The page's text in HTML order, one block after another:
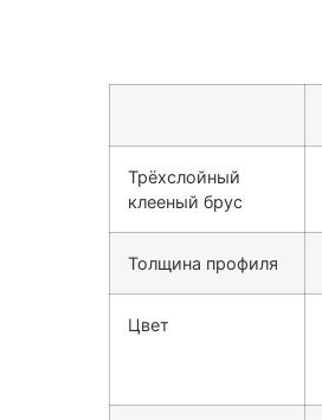
Трёхслойный
клееный брус
Толщина профиля
Цвет